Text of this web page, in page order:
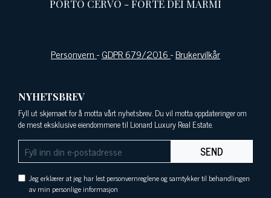
PORTO CERVO -FORTE DEI MARMI
Personvern-GDPR 679/2016-Brukervilkår
NYHETSBREV
Fyll ut skjemaet for å motta vårt nyhetsbrev. Du vil motta oppdateringer om
de mest eksklusive eiendommene til Lionard Luxury Real Estate.
SEND
Jeg erklærer at jeg har lest personvernreglene og samtykker til behandlingen
av min personlige informasjon